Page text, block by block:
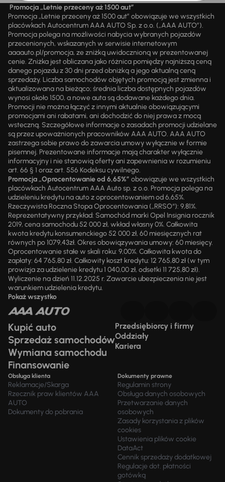
Promocja „Letnie przeceny aż 1500 aut”
Promocja „Letnie przeceny aż 1500 aut” obowiązuje we wszystkich
placówkach Autocentrum AAA AUTO Sp. z o.o. („AAA AUTO”).
Promocja polega na możliwości nabycia wybranych pojazdów
przecenionych, wskazanych w serwisie internetowym
aaaauto.pl/promocja, ze zniżką uwidocznioną w prezentowanej
cenie. Zniżka jest obliczana jako różnica pomiędzy najniższą ceną
danego pojazdu z 30 dni przed obniżką a jego aktualną ceną
sprzedaży. Liczba samochodów objętych promocją jest zmienna i
aktualizowana na bieżąco; średnia liczba dostępnych pojazdów
wynosi około 1500, a nowe auta są dodawane każdego dnia.
Promocji nie można łączyć z innymi aktualnie obowiązującymi
promocjami ani rabatami, ani dochodzić do niej prawa z mocą
wsteczną. Szczegółowe informacje o zasadach promocji udzielane
są przez upoważnionych pracowników AAA AUTO. AAA AUTO
zastrzega sobie prawo do zawarcia umowy wyłącznie w formie
pisemnej. Prezentowane informacje mają charakter wyłącznie
informacyjny i nie stanowią oferty ani zapewnienia w rozumieniu
art. 66 § 1 oraz art. 556 Kodeksu cywilnego.
Promocja „Oprocentowanie od 6,65%” obowiązuje we wszystkich
placówkach Autocentrum AAA Auto sp. z o.o. Promocja polega na
udzieleniu kredytu na auto z oprocentowaniem od 6,65%.
Rzeczywista Roczna Stopa Oprocentowania („RRSO“): 9,81%.
Reprezentatywny przykład: Samochód marki Opel Insignia rocznik
2019, cena samochodu 52 000 zł, wkład własny 0%. Całkowita
kwota kredytu konsumenckiego 52 000 zł, 60 miesięcznych rat
równych po 1079,43zł. Okres obowiązywania umowy: 60 miesięcy.
Oprocentowanie stałe w skali roku: 9,00%. Całkowita kwota do
zapłaty: 64 765,80 zł. Całkowity koszt kredytu: 12 765,80 zł (w tym
prowizja za udzielenie kredytu 1 040,00 zł, odsetki 11 725,80 zł).
Wyliczenie na dzień 11.12.2025 r. Zawarcie ubezpieczenia nie jest
warunkiem udzielenia kredytu.
Pokaż wszystko
Kupić auto
Sprzedaż samochodów
Wymiana samochodu
Finansowanie
Przedsiębiorcy i firmy
Oddziały
Kariera
Obsługa klienta
Reklamacje/Skarga
Rzecznik praw klientów AAA
AUTO
Dokumenty do pobrania
Dokumenty prawne
Regulamin strony
Obsługa danych osobowych
Przetwarzanie danych
osobowych
Zasady korzystania z plików
cookies
Ustawienia plików cookie
DataAct
Cennik sprzedaży dodatkowej
Regulacje dot. płatności
gotówką